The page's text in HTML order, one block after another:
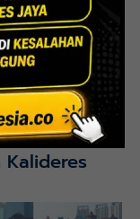
Kalideres